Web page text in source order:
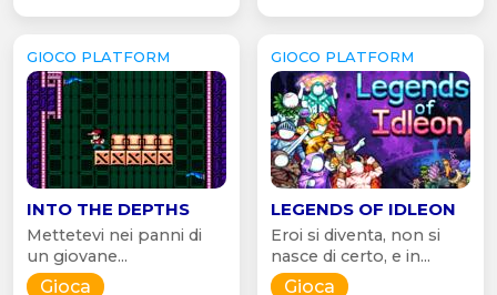
GIOCO PLATFORM
INTO THE DEPTHS
Mettetevi nei panni di
un giovane...
Gioca
GIOCO PLATFORM
LEGENDS OF IDLEON
Eroi si diventa, non si
nasce di certo, e in...
Gioca